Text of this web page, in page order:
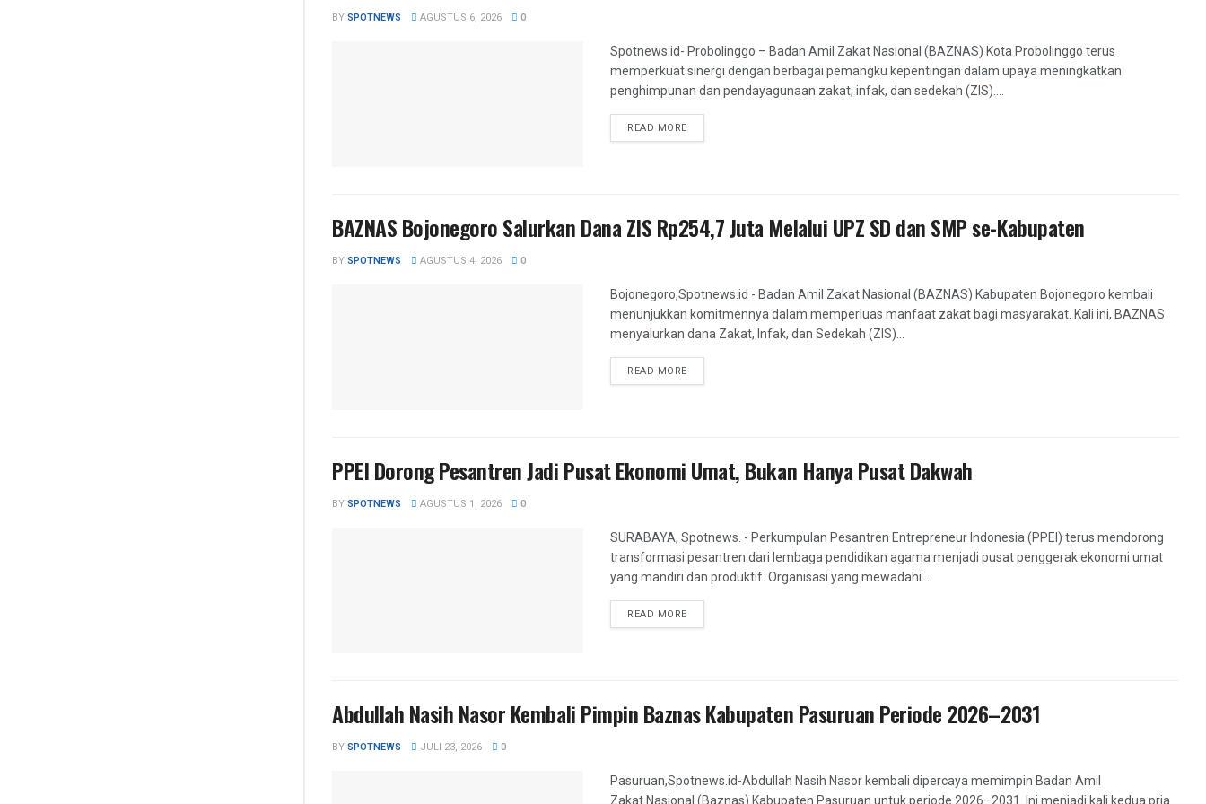
BYSPOTNEWS AGUSTUS 6, 2026 0
Spotnews.id- Probolinggo – Badan Amil Zakat Nasional (BAZNAS) Kota Probolinggo terus
memperkuat sinergi dengan berbagai pemangku kepentingan dalam upaya meningkatkan
penghimpunan dan pendayagunaan zakat, infak, dan sedekah (ZIS)....
READ MOREDETAILS
BAZNAS Bojonegoro Salurkan Dana ZIS Rp254,7 Juta Melalui UPZ SD dan SMP se-Kabupaten
BYSPOTNEWS AGUSTUS 4, 2026 0
Bojonegoro,Spotnews.id - Badan Amil Zakat Nasional (BAZNAS) Kabupaten Bojonegoro kembali
menunjukkan komitmennya dalam memperluas manfaat zakat bagi masyarakat. Kali ini, BAZNAS
menyalurkan dana Zakat, Infak, dan Sedekah (ZIS)...
READ MOREDETAILS
PPEI Dorong Pesantren Jadi Pusat Ekonomi Umat, Bukan Hanya Pusat Dakwah
BYSPOTNEWS AGUSTUS 1, 2026 0
SURABAYA, Spotnews. - Perkumpulan Pesantren Entrepreneur Indonesia (PPEI) terus mendorong
transformasi pesantren dari lembaga pendidikan agama menjadi pusat penggerak ekonomi umat
yang mandiri dan produktif. Organisasi yang mewadahi...
READ MOREDETAILS
Abdullah Nasih Nasor Kembali Pimpin Baznas Kabupaten Pasuruan Periode 2026–2031
BYSPOTNEWS JULI 23, 2026 0
Pasuruan,Spotnews.id-Abdullah Nasih Nasor kembali dipercaya memimpin Badan Amil
Zakat Nasional (Baznas) Kabupaten Pasuruan untuk periode 2026–2031. Ini menjadi kali kedua pria